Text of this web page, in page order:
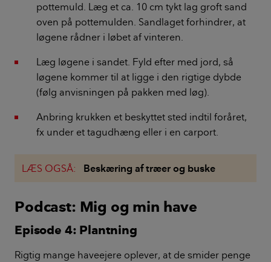
pottemuld. Læg et ca. 10 cm tykt lag groft sand
oven på pottemulden. Sandlaget forhindrer, at
løgene rådner i løbet af vinteren.
Læg løgene i sandet. Fyld efter med jord, så
løgene kommer til at ligge i den rigtige dybde
(følg anvisningen på pakken med løg).
Anbring krukken et beskyttet sted indtil foråret,
fx under et tagudhæng eller i en carport.
LÆS OGSÅ: Beskæring af træer og buske
Podcast: Mig og min have
Episode 4: Plantning
Rigtig mange haveejere oplever, at de smider penge